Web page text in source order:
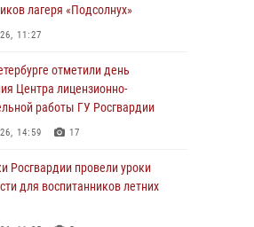
11:36
и военнослужащие Росгвардии
правопорядок при проведении
- "Балтика"
07:30 10
районе наряд Росгвардии
разыскиваемый преступный
лагеря «Подсолнух»
11:27
отметили день
Центра лицензионно-
работы ГУ Росгвардии
14:59 17
Росгвардии провели уроки
для воспитанников летних